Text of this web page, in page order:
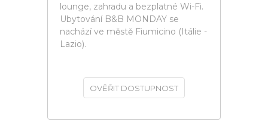
lounge, zahradu a bezplatné Wi-Fi.
Ubytování B&B MONDAY se
nachází ve městě Fiumicino (Itálie -
Lazio).
OVĚŘIT DOSTUPNOST